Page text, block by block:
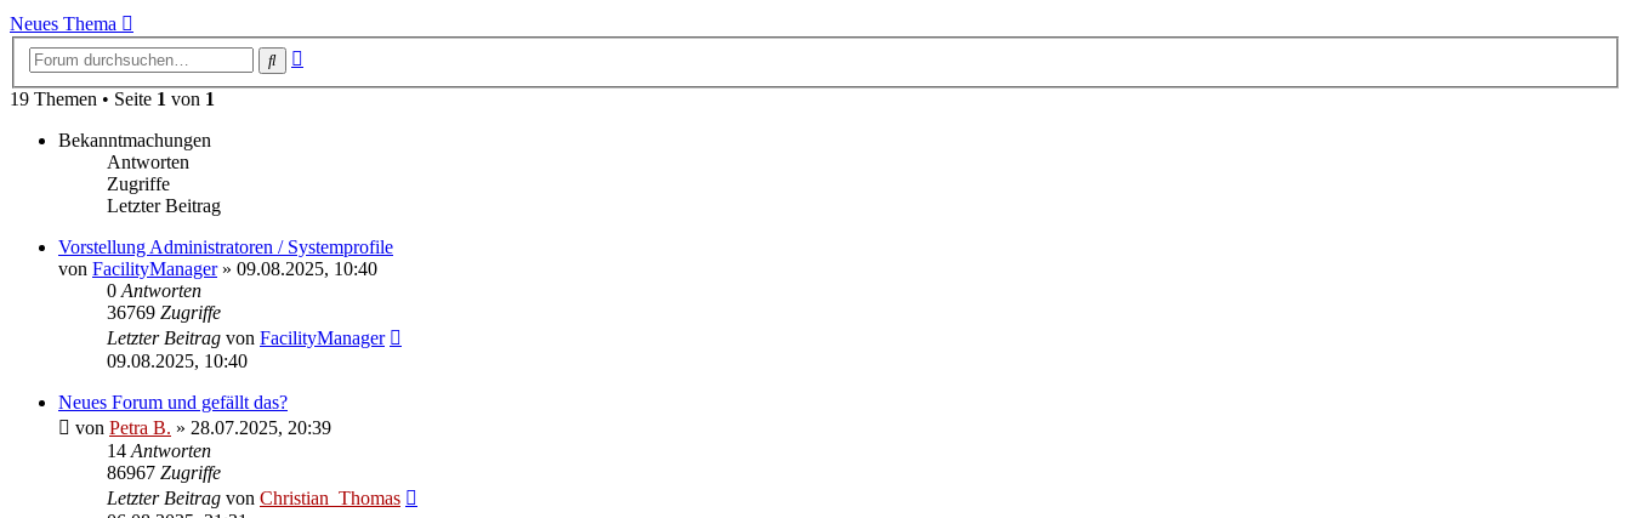
Neues Thema
Suche
19 Themen • Seite 1 von 1
Bekanntmachungen
Antworten
Zugriffe
Letzter Beitrag
Vorstellung Administratoren / Systemprofile
von FacilityManager» 09.08.2025, 10:40
0Antworten
36769 Zugriffe
Letzter Beitrag von FacilityManager
09.08.2025, 10:40
Neues Forum und gefällt das?
von Petra B. » 28.07.2025, 20:39
14Antworten
86967 Zugriffe
Letzter Beitrag von Christian_Thomas